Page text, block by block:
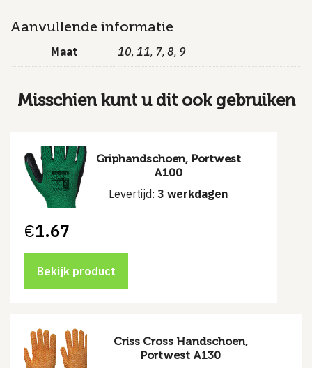
Aanvullende informatie
Maat 10, 11, 7, 8, 9
Misschien kunt u dit ook gebruiken
Griphandschoen, Portwest
A100
Levertijd: 3 werkdagen
€1.67
Bekijk product
Criss Cross Handschoen,
Portwest A130